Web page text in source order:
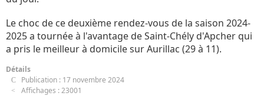
Le choc de ce deuxième rendez-vous de la saison 2024-
2025 a tournée à l'avantage de Saint-Chély d'Apcher qui
a pris le meilleur à domicile sur Aurillac (29 à 11).
Détails
Publication : 17 novembre 2024
Affichages : 23001